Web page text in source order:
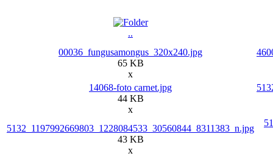
..
00036_fungusamongus_320x240.jpg
65 KB
x
14068-foto carnet.jpg
44 KB
x
5132_1197992669803_1228084533_30560844_8311383_n.jpg
43 KB
x